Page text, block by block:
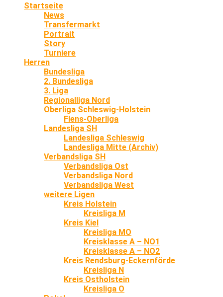
Startseite
News
Transfermarkt
Portrait
Story
Turniere
Herren
Bundesliga
2. Bundesliga
3. Liga
Regionalliga Nord
Oberliga Schleswig-Holstein
Flens-Oberliga
Landesliga SH
Landesliga Schleswig
Landesliga Mitte (Archiv)
Verbandsliga SH
Verbandsliga Ost
Verbandsliga Nord
Verbandsliga West
weitere Ligen
Kreis Holstein
Kreisliga M
Kreis Kiel
Kreisliga MO
Kreisklasse A – NO1
Kreisklasse A – NO2
Kreis Rendsburg-Eckernförde
Kreisliga N
Kreis Ostholstein
Kreisliga O